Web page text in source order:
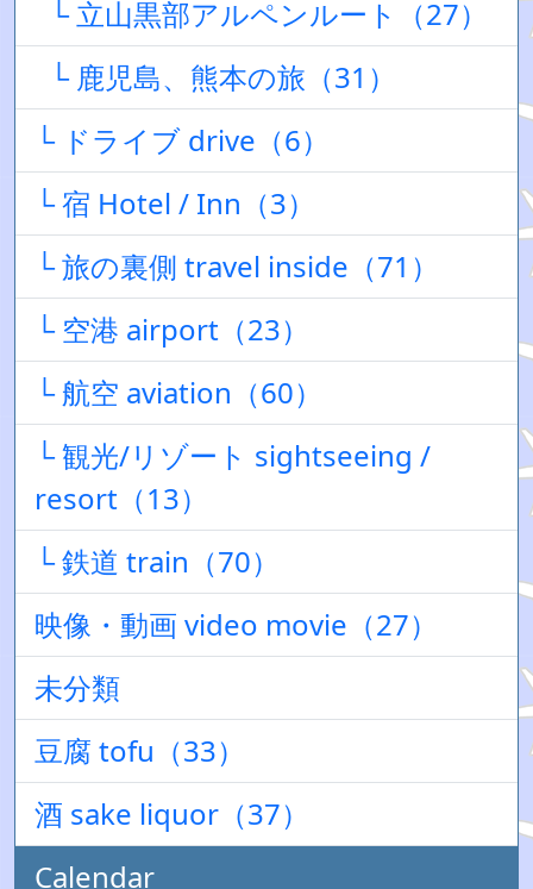
└ 立山黒部アルペンルート（27）
└ 鹿児島、熊本の旅（31）
└ ドライブ drive（6）
└ 宿 Hotel / Inn（3）
└ 旅の裏側 travel inside（71）
└ 空港 airport（23）
└ 航空 aviation（60）
└ 観光/リゾート sightseeing /
resort（13）
└ 鉄道 train（70）
映像・動画 video movie（27）
未分類
豆腐 tofu（33）
酒 sake liquor（37）
Calendar